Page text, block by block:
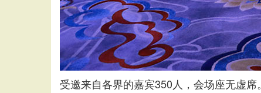
受邀来自各界的嘉宾350人，会场座无虚席。